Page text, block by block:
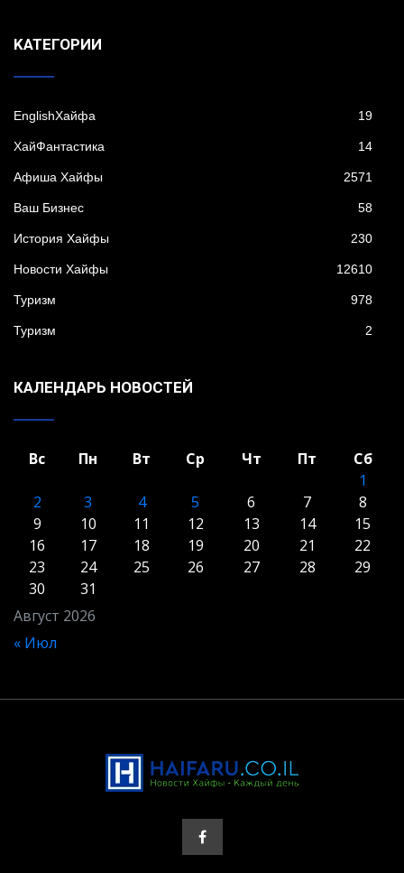
KАТЕГОРИИ
EnglishХайфа 19
XайФантастика 14
Афиша Хайфы 2571
Ваш Бизнес 58
История Хайфы 230
Новости Хайфы 12610
Туризм 978
Туризм 2
КАЛЕНДАРЬ НОВОСТЕЙ
Август 2026
Вс Пн Вт Ср Чт Пт
Сб
1
2
3 4 5 6 7
8
9
10 11 12 13 14
15
16
17 18 19 20 21
22
23
24 25 26 27 28
29
30
31
« Июл